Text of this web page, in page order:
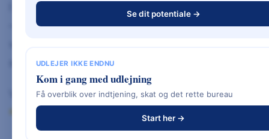
Se dit potentiale →
UDLEJER IKKE ENDNU
Kom i gang med udlejning
Få overblik over indtjening, skat og det rette bureau
Start her →
I de fleste nye huse er gulvvarme standard i dag
– især i stueplan. Det giver en jævn
sammenlignet med traditionelle radiatorer.
Vil du have overblik over alle byggeudgifter?
Se den samlede guide:
Priser nybyg